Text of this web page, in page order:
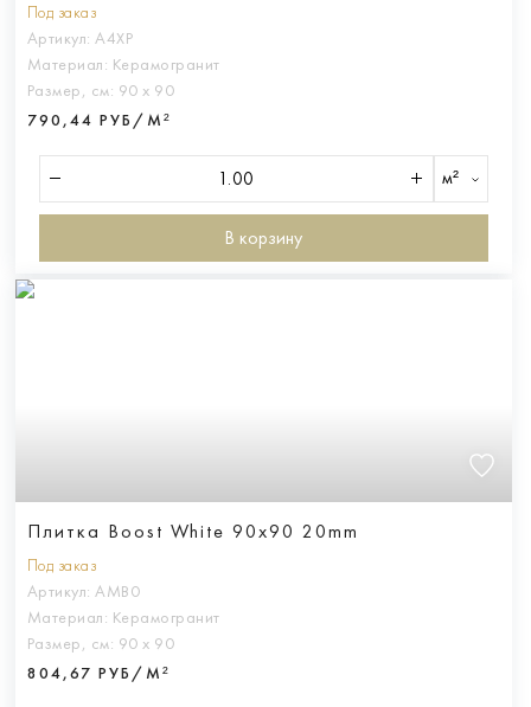
Под заказ
Артикул: A4XP
Материал: Керамогранит
Размер, см: 90 х 90
790,44 РУБ/М²
м²
В корзину
Плитка Boost White 90x90 20mm
Под заказ
Артикул: AMB0
Материал: Керамогранит
Размер, см: 90 х 90
804,67 РУБ/М²